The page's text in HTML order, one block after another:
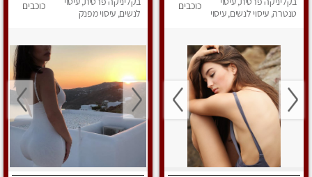
טנטרה, עיסוי לנשים, עיסוי
כוכבים
לנשים, עיסוי מפנק
כוכבים